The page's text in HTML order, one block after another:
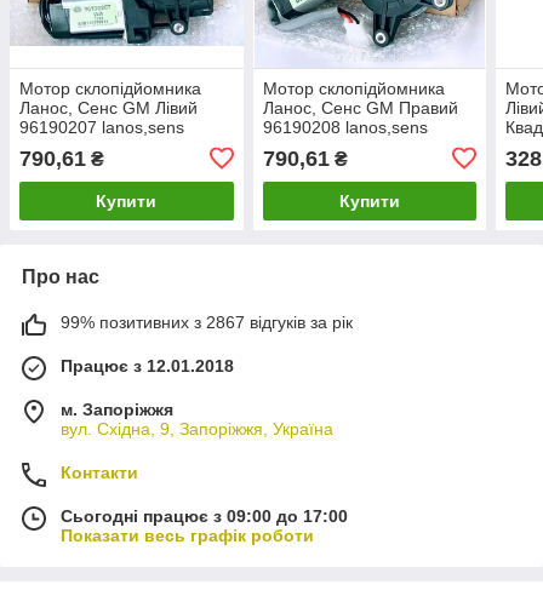
Мотор склопідйомника
Ланос, Сенс GM Лівий
96190207 lanos,sens
790,61 ₴
Купити
Мотор склопідйомника
Ланос, Сенс GM Правий
96190208 lanos,sens
790,61₴
Купити
Про нас
99% позитивних з 2867 відгуків за рік
Працює з 12.01.2018
м. Запоріжжя
вул. Східна, 9, Запоріжжя, Україна
Контакти
Сьогодні працює з 09:00 до 17:00
Показати весь графік роботи